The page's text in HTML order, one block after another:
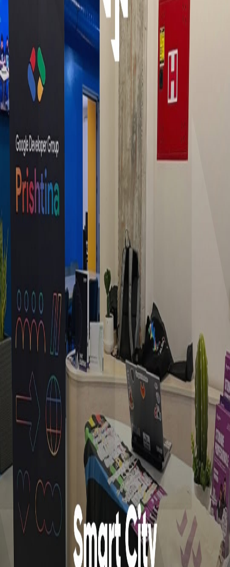
CACTTUS - "BinBin Scooters"
Skuterat elektrikë kanë nisur zyrtarisht operimin në
Prishtinë!
Inovacion
CACTTUS ka pranuar çmimin “Best Family Friendly
Workplace” Një mjedis i shëndetshëm i punës është
padyshim ai i cili ndërthur balancimin punë-jetë.
CACTTUS - "Prishtina Parking"
Projekti “Prishtina Parking” ka përfunduar me
sukses. Janë shtuar shtylla dhe vende parkimi për të
përmirësuar organizimin e parkimit dhe trafikut në
qytet.
KRENI- "Digjitailizimi i shkollave"
Projekti për digjitalizimin e shkollave, po vazhdojmë
të sjellim teknologjinë më të avancuar në institucionet
arsimore.
PROJEKTI IQMT
Projekti për instalimin e sistemit të kamerave në depon
e IQMT-së
CACTTUS- "Projekti për internet falas në rrugën
Dardania, në Fushë Kosovë"
Inovacion
CACTTUS – “Atlantik”
Partneritet
CACTTUS – “3P Logistics”
CACTTUS - "Projekti ne Shqipëri"